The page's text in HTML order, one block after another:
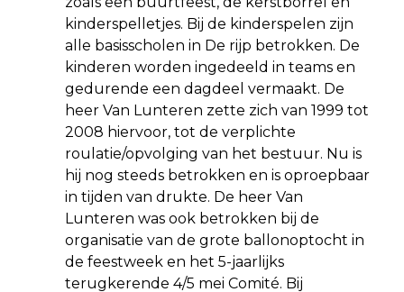
kinderspelletjes. Bij de kinderspelen zijn
alle basisscholen in De rijp betrokken. De
kinderen worden ingedeeld in teams en
gedurende een dagdeel vermaakt. De
heer Van Lunteren zette zich van 1999 tot
2008 hiervoor, tot de verplichte
roulatie/opvolging van het bestuur. Nu is
hij nog steeds betrokken en is oproepbaar
in tijden van drukte. De heer Van
Lunteren was ook betrokken bij de
organisatie van de grote ballonoptocht in
de feestweek en het 5-jaarlijks
terugkerende 4/5 mei Comité. Bij